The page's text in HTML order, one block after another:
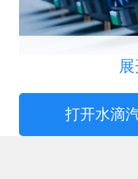
其中，上汽通
辆，交付首次
打开水滴